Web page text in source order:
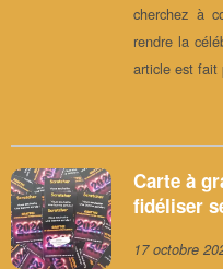
cherchez à
rendre la
article est fait
Carte à
fidéliser
17 octobre